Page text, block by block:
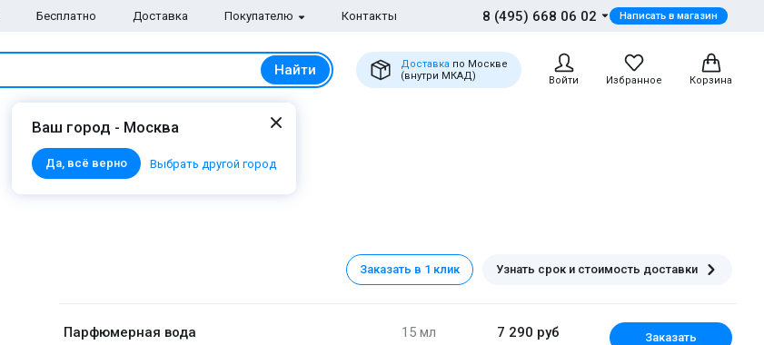
Бесплатно Доставка Покупателю Контакты 8 (495) 668 06 02 Написать в магазин
Найти Доставка по Москве
(внутри МКАД)
Войти Избранное Корзина
Ваш город - Москва
Да, всё верно Выбрать другой город
Заказать в 1 клик Узнать срок и стоимость доставки
Парфюмерная вода 7 290 руб
15 мл Заказать